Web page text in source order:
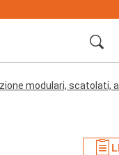
modulari, scatolati,